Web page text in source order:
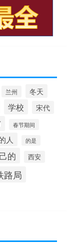
兰州 冬天
学校 宋代
春节期间
人 的是
的 西安
路局